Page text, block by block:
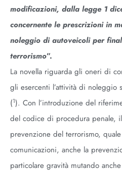
modificazioni, dalla legge 1
concernente le prescrizioni in
noleggio di autoveicoli per
terrorismo”.
La novella riguarda gli oneri di
gli esercenti l’attività di noleggio
(1). Con l’introduzione del
del codice di procedura penale,
prevenzione del terrorismo,
comunicazioni, anche la
particolare gravità mutando